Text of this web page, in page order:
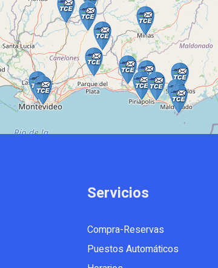
Servicios
Compra-Reservas
Puestos Automáticos